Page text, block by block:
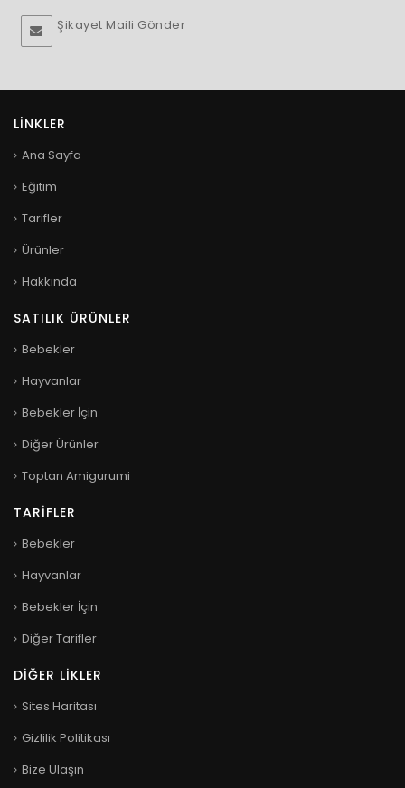
Şikayet Maili Gönder
LINKLER
Ana Sayfa
Eğitim
Tarifler
Ürünler
Hakkında
SATILIK ÜRÜNLER
Bebekler
Hayvanlar
Bebekler İçin
Diğer Ürünler
Toptan Amigurumi
TARIFLER
Bebekler
Hayvanlar
Bebekler İçin
Diğer Tarifler
DIĞER LIKLER
Sites Haritası
Gizlilik Politikası
Bize Ulaşın